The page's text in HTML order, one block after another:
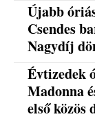
Újabb
Csendes
Nagydíj
Évtizedek
Madonna
első közös